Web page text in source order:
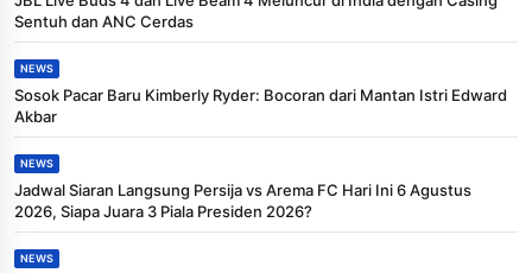
Sentuh dan ANC Cerdas
NEWS
Sosok Pacar Baru Kimberly Ryder: Bocoran dari Mantan Istri Edward
Akbar
NEWS
Jadwal Siaran Langsung Persija vs Arema FC Hari Ini 6 Agustus
2026, Siapa Juara 3 Piala Presiden 2026?
NEWS